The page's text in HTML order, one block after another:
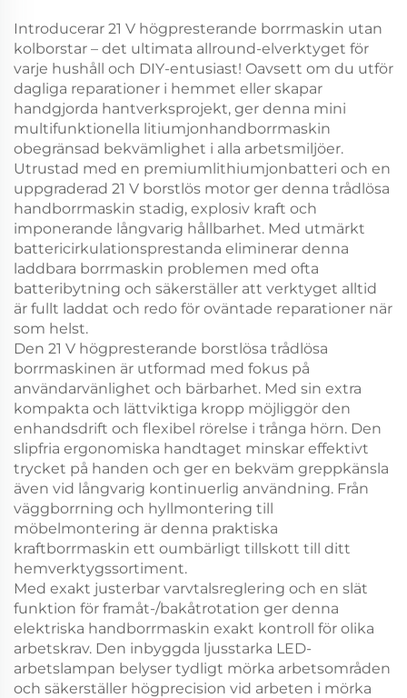
Introducerar 21 V högpresterande borrmaskin utan
kolborstar – det ultimata allround-elverktyget för
varje hushåll och DIY-entusiast! Oavsett om du utför
dagliga reparationer i hemmet eller skapar
handgjorda hantverksprojekt, ger denna mini
multifunktionella litiumjonhandborrmaskin
obegränsad bekvämlighet i alla arbetsmiljöer.
Utrustad med en premiumlithiumjonbatteri och en
uppgraderad 21 V borstlös motor ger denna trådlösa
handborrmaskin stadig, explosiv kraft och
imponerande långvarig hållbarhet. Med utmärkt
battericirkulationsprestanda eliminerar denna
laddbara borrmaskin problemen med ofta
batteribytning och säkerställer att verktyget alltid
är fullt laddat och redo för oväntade reparationer när
som helst.
Den 21 V högpresterande borstlösa trådlösa
borrmaskinen är utformad med fokus på
användarvänlighet och bärbarhet. Med sin extra
kompakta och lättviktiga kropp möjliggör den
enhandsdrift och flexibel rörelse i trånga hörn. Den
slipfria ergonomiska handtaget minskar effektivt
trycket på handen och ger en bekväm greppkänsla
även vid långvarig kontinuerlig användning. Från
väggborrning och hyllmontering till
möbelmontering är denna praktiska
kraftborrmaskin ett oumbärligt tillskott till ditt
hemverktygssortiment.
Med exakt justerbar varvtalsreglering och en slät
funktion för framåt-/bakåtrotation ger denna
elektriska handborrmaskin exakt kontroll för olika
arbetskrav. Den inbyggda ljusstarka LED-
arbetslampan belyser tydligt mörka arbetsområden
och säkerställer högprecision vid arbeten i mörka